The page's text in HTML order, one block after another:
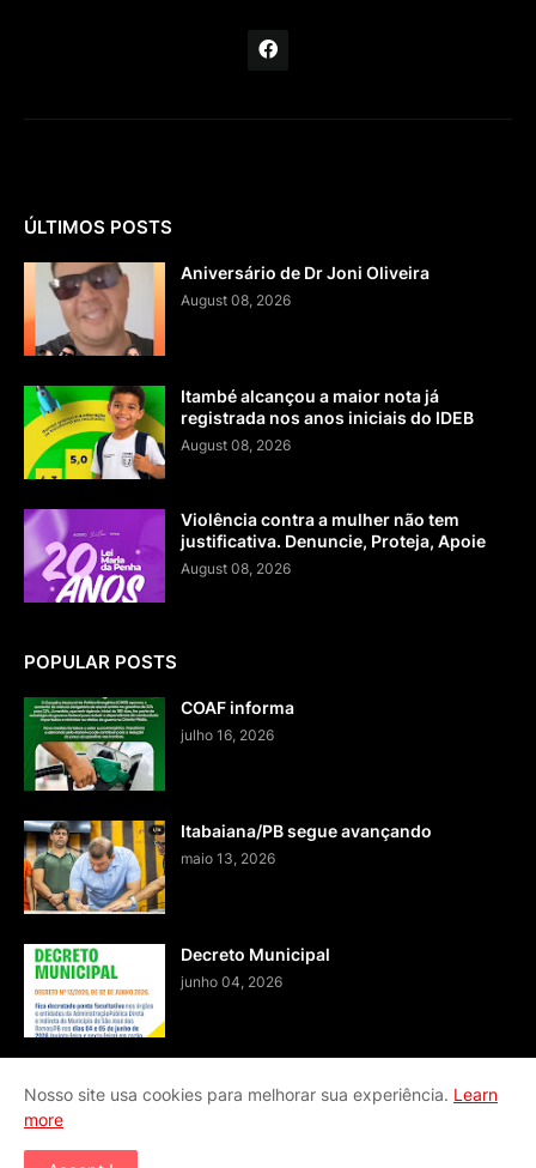
ÚLTIMOS POSTS
Aniversário de Dr Joni Oliveira
August 08, 2026
Itambé alcançou a maior nota já
registrada nos anos iniciais do IDEB
August 08, 2026
Violência contra a mulher não tem
justificativa. Denuncie, Proteja, Apoie
August 08, 2026
POPULAR POSTS
COAF informa
julho 16, 2026
Itabaiana/PB segue avançando
maio 13, 2026
Decreto Municipal
junho 04, 2026
Nosso site usa cookies para melhorar sua experiência. Learn
more